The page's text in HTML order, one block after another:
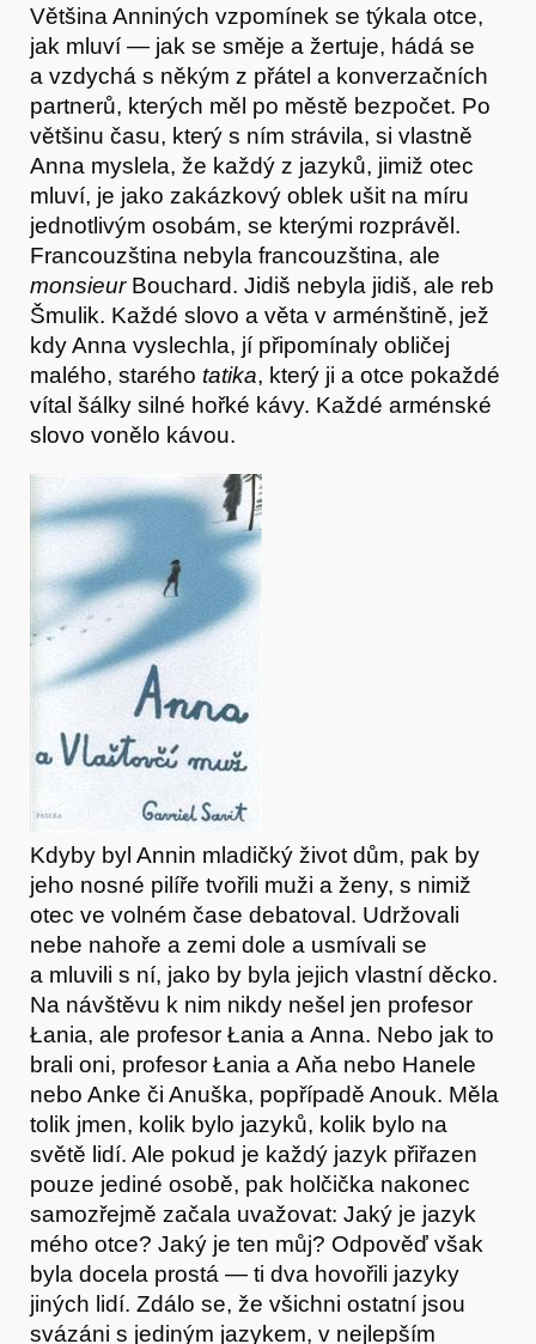
Časopis
Hostcast
Většina Anniných vzpomínek se týkala otce,
jak mluví — jak se směje a žertuje, hádá se
a vzdychá s někým z přátel a konverzačních
partnerů, kterých měl po městě bezpočet. Po
většinu času, který s ním strávila, si vlastně
Anna myslela, že každý z jazyků, jimiž otec
mluví, je jako zakázkový oblek ušit na míru
jednotlivým osobám, se kterými rozprávěl.
Francouzština nebyla francouzština, ale
monsieur Bouchard. Jidiš nebyla jidiš, ale reb
Šmulik. Každé slovo a věta v arménštině, jež
kdy Anna vyslechla, jí připomínaly obličej
malého, starého tatika, který ji a otce pokaždé
vítal šálky silné hořké kávy. Každé arménské
slovo vonělo kávou.
Kdyby byl Annin mladičký život dům, pak by
jeho nosné pilíře tvořili muži a ženy, s nimiž
otec ve volném čase debatoval. Udržovali
nebe nahoře a zemi dole a usmívali se
a mluvili s ní, jako by byla jejich vlastní děcko.
Na návštěvu k nim nikdy nešel jen profesor
Łania, ale profesor Łania a Anna. Nebo jak to
brali oni, profesor Łania a Aňa nebo Hanele
nebo Anke či Anuška, popřípadě Anouk. Měla
tolik jmen, kolik bylo jazyků, kolik bylo na
světě lidí. Ale pokud je každý jazyk přiřazen
pouze jediné osobě, pak holčička nakonec
samozřejmě začala uvažovat: Jaký je jazyk
mého otce? Jaký je ten můj? Odpověď však
byla docela prostá — ti dva hovořili jazyky
jiných lidí. Zdálo se, že všichni ostatní jsou
svázáni s jediným jazykem, v nejlepším